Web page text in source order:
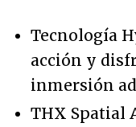
Tecnología
acción y
inmersión
THX Spatial